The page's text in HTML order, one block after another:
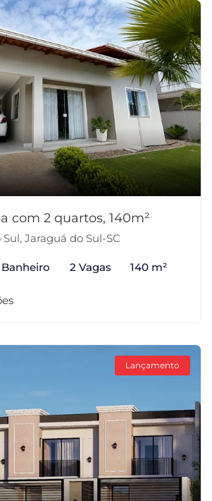
com 2 quartos, 140m²
Sul, Jaraguá do Sul-SC
Banheiro 2 Vagas 140 m²
Lançamento